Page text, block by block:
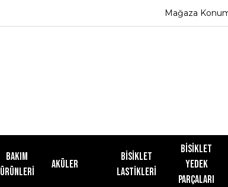
Mağaza
Bakım
Ürünleri
Aküler
Bisiklet
Lastikleri
Bisiklet
Yedek
Parçaları